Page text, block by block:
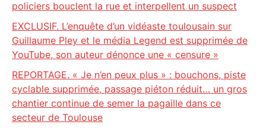
policiers bouclent la rue et interpellent un suspect
EXCLUSIF. L’enquête d’un vidéaste toulousain sur
Guillaume Pley et le média Legend est supprimée de
YouTube, son auteur dénonce une « censure »
REPORTAGE. « Je n’en peux plus » : bouchons, piste
cyclable supprimée, passage piéton réduit… un gros
chantier continue de semer la pagaille dans ce
secteur de Toulouse